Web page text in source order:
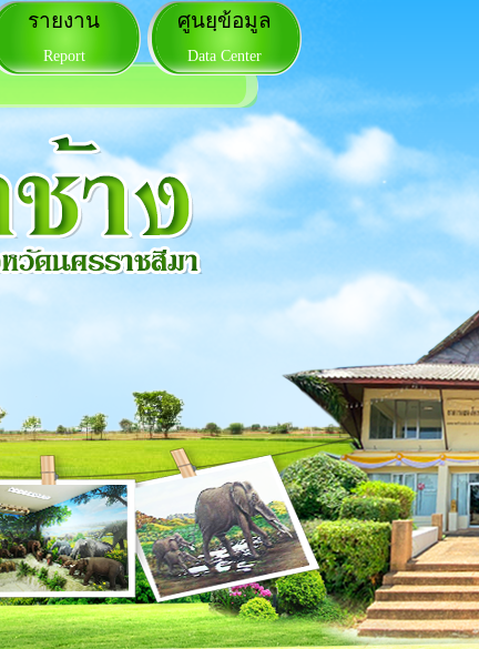
รายงาน
Report
ศูนยฺข้อมูล
Data Center